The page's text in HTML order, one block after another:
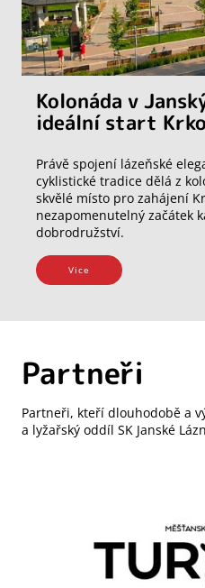
Kolonáda v
ideální start
Právě spojení lázeňské
cyklistické tradice dělá z
skvělé místo pro zahájení
nezapomenutelný začátek
dobrodružství.
Vice
Partneři
Partneři, kteří dlouhodobě a
a lyžařský oddíl SK Janské